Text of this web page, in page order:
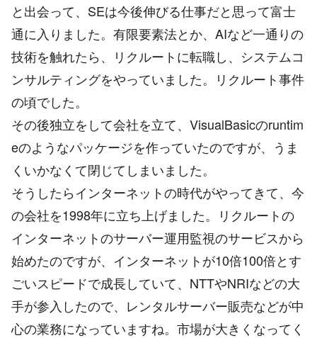
と出会って、SEは今後伸びる仕事だと思って富士
通に入りました。有限要素法とか、AIなど一通りの
技術を触れたら、リクルートに転職し、システムコ
ンサルティングをやっていました。リクルート事件
の頃でした。
その後独立をして会社を立て、VisualBasicのruntim
eのようなパッケージを作っていたのですが、うま
くいかなくて閉じてしまいました。
そうしたらインターネットの時代がやってきて、今
の会社を1998年に立ち上げました。リクルートの
インターネットのサーバー運用監視のサービスから
始めたのですが、インターネットが10倍100倍とす
ごいスピードで成長していて、NTTやNRIなどの大
手が参入したので、レンタルサーバー販売などが中
心の業務になっていますね。市場が大きくなってく